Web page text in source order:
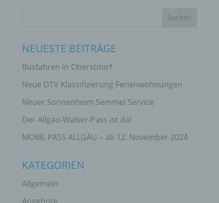
NEUESTE BEITRÄGE
Busfahren in Oberstdorf
Neue DTV Klassifizierung Ferienwohnungen
Neuer Sonnenheim Semmel Service
Der Allgäu-Walser-Pass ist da!
MOBIL PASS ALLGÄU – ab 12. November 2024
KATEGORIEN
Allgemein
Angebote